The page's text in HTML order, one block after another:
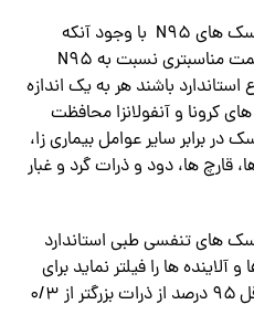
ماسک های سه لایه پزشکی و ماسک های N95 با وجود آنکه
ماسک های سه لایه پزشکی از قیمت مناسبتری نسبت به N95
باشند هر به یک اندازه
کرونا و آنفولانزا محافظت
برابر سایر عوامل بیماری زا،
قارچ ها، دود و ذرات گرد و غبار
های تنفسی طبی استاندارد
ها را فیلتر نماید برای
نمونه ماسک N95 میتواند حداقل ۹۵ درصد از ذرات بزرگتر از ۰/۳